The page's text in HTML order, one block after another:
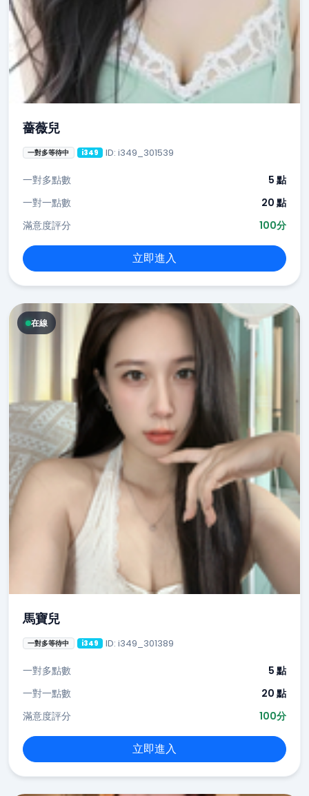
薔薇兒
一對多等待中 i349 ID: i349_301539
一對多點數
5 點
一對一點數
20 點
滿意度評分
100分
立即進入
在線
馬寶兒
一對多等待中 i349 ID: i349_301389
一對多點數
5 點
一對一點數
20 點
滿意度評分
100分
立即進入